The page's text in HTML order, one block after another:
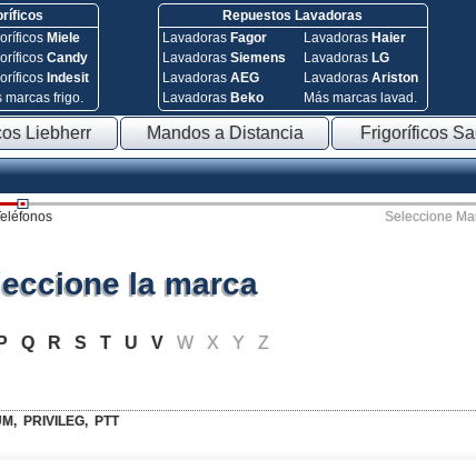
Miele
Candy
Indesit
marcas frigo.
Repuestos Lavadoras
Lavadoras Fagor
Lavadoras Siemens
Lavadoras AEG
Lavadoras Beko
Lavadoras Haier
Lavadoras LG
Lavadoras Ariston
Más marcas lavad.
Liebherr Mandos a Distancia Frigoríficos
Seleccione
la marca
P Q R S T U V W X Y Z
, PRIVILEG, PTT